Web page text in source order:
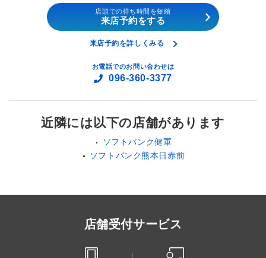
店頭での待ち時間を短縮
来店予約をする
来店予約を詳しくみる
お電話でのお問い合わせは
096-360-3377
近隣には以下の店舗があります
ソフトバンク健軍
ソフトバンク熊本日赤前
店舗受付サービス